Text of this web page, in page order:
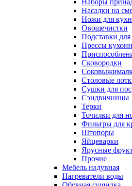
Наборы
Насадки на
Ножи для
Овощечистки
Подставки
Прессы
Сковородки
Столовые
Сушки для
Сэндвичницы
Терки
Точилки для
Фильтры для
Штопоры
Яйцеварки
Ярусные
Прочие
Мебель надувная
Нагреватели воды